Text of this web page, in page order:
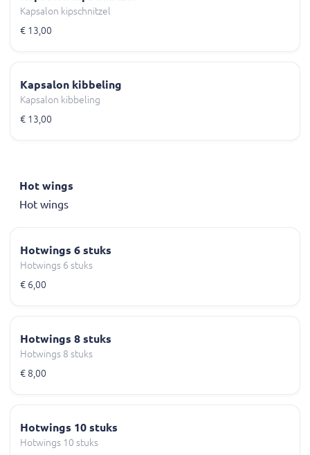
Kapsalon kipschnitzel
€ 13,00
Kapsalon kibbeling
Kapsalon kibbeling
€ 13,00
Hot wings
Hot wings
Hotwings 6 stuks
Hotwings 6 stuks
€ 6,00
Hotwings 8 stuks
Hotwings 8 stuks
€ 8,00
Hotwings 10 stuks
Hotwings 10 stuks